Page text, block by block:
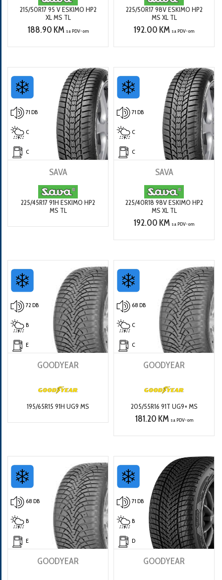
215/50R17 95 V ESKIMO HP2
XL MS TL
188.90 KM sa PDV-om
225/50R17 98V ESKIMO HP2
MS XL TL
192.00 KM sa PDV-om
71 DB
C
C
SAVA
225/45R17 91H ESKIMO HP2
MS TL
71 DB
C
C
SAVA
225/40R18 98V ESKIMO HP2
MS XL TL
192.00 KM sa PDV-om
72 DB
B
E
GOODYEAR
195/65R15 91H UG9 MS
68 DB
C
C
GOODYEAR
205/55R16 91T UG9+ MS
181.20 KM sa PDV-om
68 DB
B
E
GOODYEAR
71 DB
B
D
GOODYEAR